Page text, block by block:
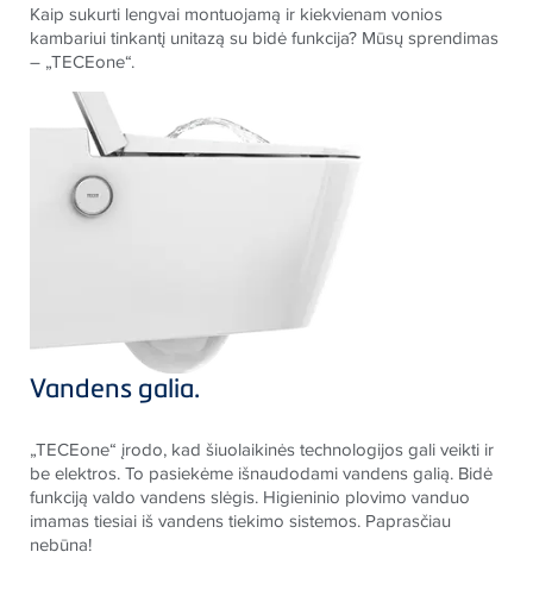
Kaip sukurti lengvai montuojamą ir kiekvienam vonios
kambariui tinkantį unitazą su bidė funkcija? Mūsų sprendimas
– „TECEone“.
Vandens galia.
„TECEone“ įrodo, kad šiuolaikinės technologijos gali veikti ir
be elektros. To pasiekėme išnaudodami vandens galią. Bidė
funkciją valdo vandens slėgis. Higieninio plovimo vanduo
imamas tiesiai iš vandens tiekimo sistemos. Paprasčiau
nebūna!